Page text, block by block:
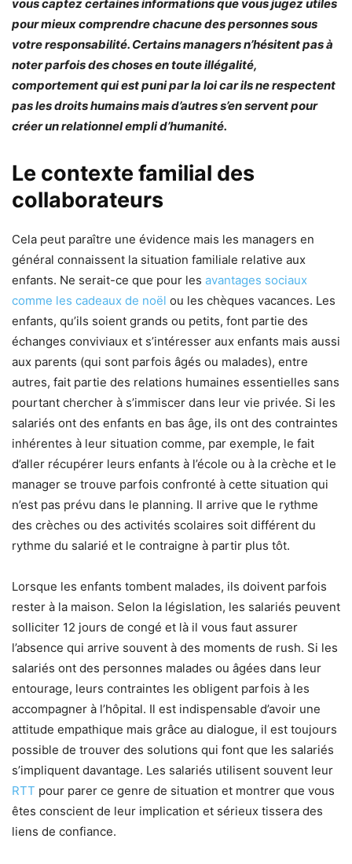
vous captez certaines informations que vous jugez utiles
pour mieux comprendre chacune des personnes sous
votre responsabilité. Certains managers n’hésitent pas à
noter parfois des choses en toute illégalité,
comportement qui est puni par la loi car ils ne respectent
pas les droits humains mais d’autres s’en servent pour
créer un relationnel empli d’humanité.
Le contexte familial des
collaborateurs
Cela peut paraître une évidence mais les managers en
général connaissent la situation familiale relative aux
enfants. Ne serait-ce que pour les avantages sociaux
comme les cadeaux de noël ou les chèques vacances. Les
enfants, qu’ils soient grands ou petits, font partie des
échanges conviviaux et s’intéresser aux enfants mais aussi
aux parents (qui sont parfois âgés ou malades), entre
autres, fait partie des relations humaines essentielles sans
pourtant chercher à s’immiscer dans leur vie privée. Si les
salariés ont des enfants en bas âge, ils ont des contraintes
inhérentes à leur situation comme, par exemple, le fait
d’aller récupérer leurs enfants à l’école ou à la crèche et le
manager se trouve parfois confronté à cette situation qui
n’est pas prévu dans le planning. Il arrive que le rythme
des crèches ou des activités scolaires soit différent du
rythme du salarié et le contraigne à partir plus tôt.
Lorsque les enfants tombent malades, ils doivent parfois
rester à la maison. Selon la législation, les salariés peuvent
solliciter 12 jours de congé et là il vous faut assurer
l’absence qui arrive souvent à des moments de rush. Si les
salariés ont des personnes malades ou âgées dans leur
entourage, leurs contraintes les obligent parfois à les
accompagner à l’hôpital. Il est indispensable d’avoir une
attitude empathique mais grâce au dialogue, il est toujours
possible de trouver des solutions qui font que les salariés
s’impliquent davantage. Les salariés utilisent souvent leur
RTT pour parer ce genre de situation et montrer que vous
êtes conscient de leur implication et sérieux tissera des
liens de confiance.